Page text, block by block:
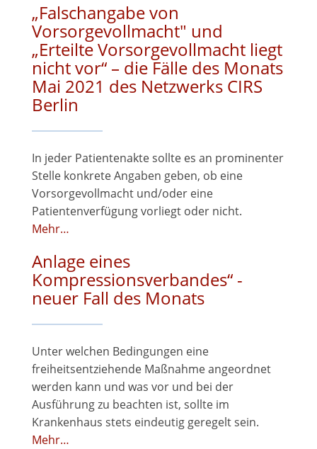
„Falschangabe von
Vorsorgevollmacht" und
„Erteilte Vorsorgevollmacht liegt
nicht vor“ – die Fälle des Monats
Mai 2021 des Netzwerks CIRS
Berlin
In jeder Patientenakte sollte es an prominenter
Stelle konkrete Angaben geben, ob eine
Vorsorgevollmacht und/oder eine
Patientenverfügung vorliegt oder nicht.
Mehr…
Anlage eines
Kompressionsverbandes“ -
neuer Fall des Monats
Unter welchen Bedingungen eine
freiheitsentziehende Maßnahme angeordnet
werden kann und was vor und bei der
Ausführung zu beachten ist, sollte im
Krankenhaus stets eindeutig geregelt sein.
Mehr…